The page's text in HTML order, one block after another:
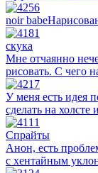
noir
скука
Мне отчаянно
рисовать. С чего
У меня есть идея
сделать на холсте
Спрайты
Анон, есть
с хентайным